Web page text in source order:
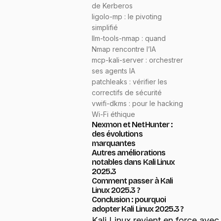
de Kerberos
ligolo-mp : le pivoting
simplifié
llm-tools-nmap : quand
Nmap rencontre l’IA
mcp-kali-server : orchestrer
ses agents IA
patchleaks : vérifier les
correctifs de sécurité
vwifi-dkms : pour le hacking
Wi-Fi éthique
Nexmon et NetHunter :
des évolutions
marquantes
Autres améliorations
notables dans Kali Linux
2025.3
Comment passer à Kali
Linux 2025.3 ?
Conclusion : pourquoi
adopter Kali Linux 2025.3 ?